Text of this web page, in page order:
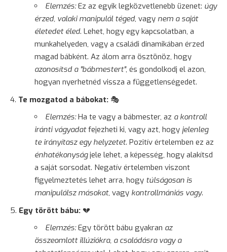
Elemzés:Ez az egyik legközvetlenebb üzenet: úgy
érzed, valaki manipulál téged, vagy nem a saját
életedet éled. Lehet, hogy egy kapcsolatban, a
munkahelyeden, vagy a családi dinamikában érzed
magad bábként. Az álom arra ösztönöz, hogy
azonosítsd a "bábmestert", és gondolkodj el azon,
hogyan nyerhetnéd vissza a függetlenségedet.
Te mozgatod a bábokat: 🎭
Elemzés:Ha te vagy a bábmester, az a kontroll
iránti vágyadatfejezheti ki, vagy azt, hogy jelenleg
te irányítasz egy helyzetet. Pozitív értelemben ez az
énhatékonyságjele lehet, a képesség, hogy alakítsd
a saját sorsodat. Negatív értelemben viszont
figyelmeztetés lehet arra, hogy túlságosan is
manipulálsz másokat, vagy kontrollmániás vagy.
Egy törött bábu: 💔
Elemzés:Egy törött bábu gyakran az
összeomlott illúziókra, a csalódásra vagy a